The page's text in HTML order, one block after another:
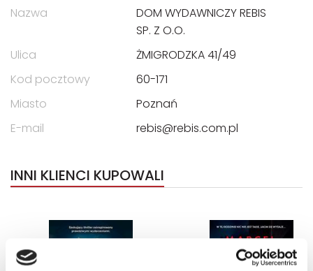
Nazwa
DOM WYDAWNICZY REBIS
SP. Z O.O.
Ulica
ŻMIGRODZKA 41/49
Kod pocztowy
60-171
Miasto
Poznań
E-mail
rebis@rebis.com.pl
INNI KLIENCI KUPOWALI